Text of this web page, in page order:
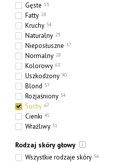
318 ml 3
70 ml 4
217 ml 0
65 ml 0
970 ml 1
750 ml 2
238 ml 0
10000 ml 0
275 ml 0
24 x 300 ml 1
4000 ml
Gęste 13
Fatty 28
Kruchy 54
Naturalny 23
Nieposłuszne 37
Normalny 28
Kolorowy 63
Uszkodzony 90
Blond 57
Rozjaśniony 54
Suchy 67
Cienki 45
Wrażliwy 51
Gruby 9
Porowaty 38
Rodzaj skóry głowy
Wszystkie rodzaje skóry 56